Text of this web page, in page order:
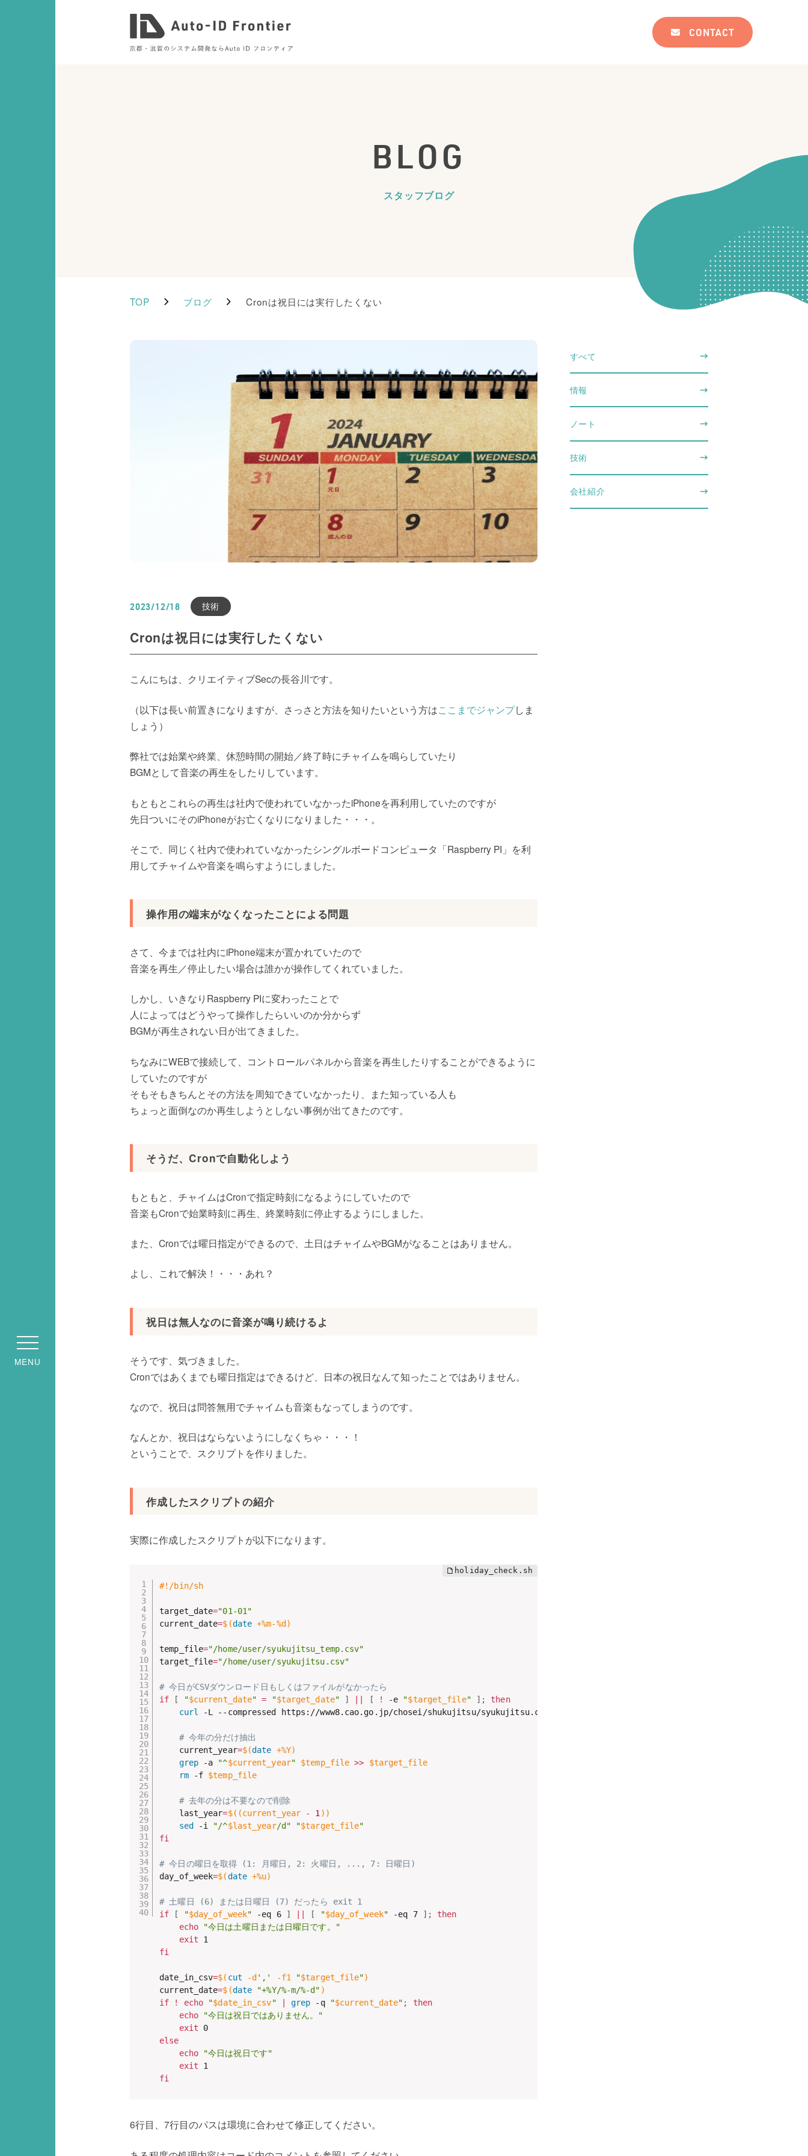
MENU
CONTACT
BLOG
スタッフブログ
TOP ブログ Cronは祝日には実行したくない
2023/12/18 技術
Cronは祝日には実行したくない
こんにちは、クリエイティブSecの長谷川です。
（以下は長い前置きになりますが、さっさと方法を知りたいという方はここまでジャンプしま
しょう）
弊社では始業や終業、休憩時間の開始／終了時にチャイムを鳴らしていたり
BGMとして音楽の再生をしたりしています。
もともとこれらの再生は社内で使われていなかったiPhoneを再利用していたのですが
先日ついにそのiPhoneがお亡くなりになりました・・・。
そこで、同じく社内で使われていなかったシングルボードコンピュータ「Raspberry PI」を利
用してチャイムや音楽を鳴らすようにしました。
操作用の端末がなくなったことによる問題
さて、今までは社内にiPhone端末が置かれていたので
音楽を再生／停止したい場合は誰かが操作してくれていました。
しかし、いきなりRaspberry PIに変わったことで
人によってはどうやって操作したらいいのか分からず
BGMが再生されない日が出てきました。
ちなみにWEBで接続して、コントロールパネルから音楽を再生したりすることができるように
していたのですが
そもそもきちんとその方法を周知できていなかったり、また知っている人も
ちょっと面倒なのか再生しようとしない事例が出てきたのです。
そうだ、Cronで自動化しよう
もともと、チャイムはCronで指定時刻になるようにしていたので
音楽もCronで始業時刻に再生、終業時刻に停止するようにしました。
また、Cronでは曜日指定ができるので、土日はチャイムやBGMがなることはありません。
よし、これで解決！・・・あれ？
祝日は無人なのに音楽が鳴り続けるよ
そうです、気づきました。
Cronではあくまでも曜日指定はできるけど、日本の祝日なんて知ったことではありません。
なので、祝日は問答無用でチャイムも音楽もなってしまうのです。
なんとか、祝日はならないようにしなくちゃ・・・！
ということで、スクリプトを作りました。
作成したスクリプトの紹介
実際に作成したスクリプトが以下になります。
#!/bin/sh
target_date="01-01"
current_date=$(date +%m-%d )
temp_file="/home/user/syukujitsu_temp.csv"
target_file="/home/user/syukujitsu.csv"
# 今日がCSVダウンロード日もしくはファイルがなかったら
if
[ "$current_date" = "$target_date" ] [ ! -e "$target_file" ] ;
then
curl
-L --compressed https://www8.cao.go.jp/chosei/shukujitsu/syukujitsu.csv
# 今年の分だけ抽出
    current_year
=$(date +%Y)
grep -a "^$current_year" $temp_file >>
$target_file
rm -f $temp_file
# 去年の分は不要なので削除
    last_year
=$((current_year - 1 ))
sed
-i "/^$last_year/d" "$target_file"
fi
# 今日の曜日を取得 (1: 月曜日, 2: 火曜日, ..., 7: 日曜日)
day_of_week=$(date +%u)
# 土曜日 (6) または日曜日 (7) だったら exit 1
if
[ "$day_of_week" -eq 6 ] [ "$day_of_week" -eq 7 ] ;
then
echo
"今日は土曜日または日曜日です。"
exit
fi
date_in_csv=$( cut -d ',' -f1 "$target_file")
current_date=$(date "+%Y/%-m/%-d" )
if
! echo "$date_in_csv" grep -q "$current_date" ;
then
echo
"今日は祝日ではありません。"
exit
else
echo
"今日は祝日です"
exit
fi
6行目、7行目のパスは環境に合わせて修正してください。
すべて
情報
ノート
技術
会社紹介